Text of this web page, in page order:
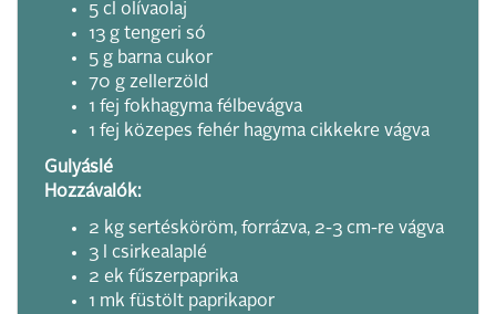
5 cl olívaolaj
13 g tengeri só
5 g barna cukor
70 g zellerzöld
1 fej fokhagyma félbevágva
1 fej közepes fehér hagyma cikkekre vágva
Gulyáslé
Hozzávalók:
2 kg sertésköröm, forrázva, 2-3 cm-re vágva
3 l csirkealaplé
2 ek fűszerpaprika
1 mk füstölt paprikapor